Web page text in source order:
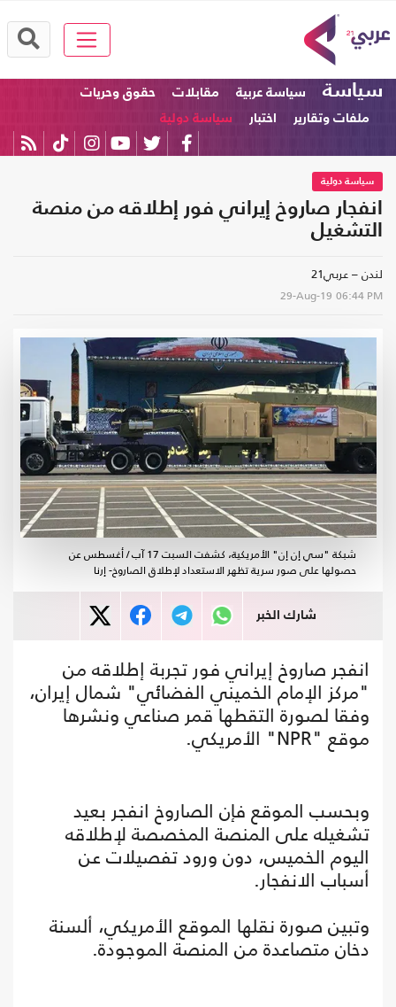
سياسة سياسة عربية مقابلات
حقوق وحريات
ملفات وتقارير
اختبار سياسة دولية
سياسة دولية
انفجار صاروخ إيراني فور إطلاقه من منصة
التشغيل
لندن – عربي21
29-Aug-19 06:44 PM
شبكة "سي إن إن" الأمريكية، كشفت السبت 17 آب / أغسطس عن
حصولها على صور سرية تظهر الاستعداد لإطلاق الصاروخ- إرنا
شارك الخبر
انفجر صاروخ إيراني فور تجربة إطلاقه من
"مركز الإمام الخميني الفضائي" شمال إيران،
وفقا لصورة التقطها قمر صناعي ونشرها
موقع "NPR" الأمريكي.
وبحسب الموقع فإن الصاروخ انفجر بعيد
تشغيله على المنصة المخصصة لإطلاقه
اليوم الخميس، دون ورود تفصيلات عن
أسباب الانفجار.
وتبين صورة نقلها الموقع الأمريكي، ألسنة
دخان متصاعدة من المنصة الموجودة.